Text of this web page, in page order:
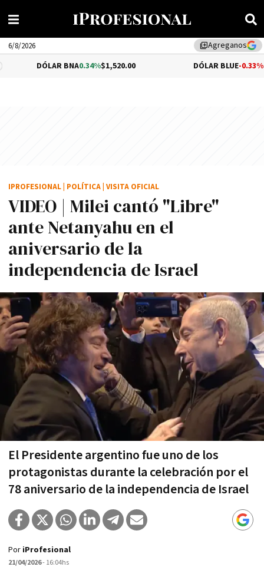
library_addAgreganos
6/8/2026
BNA 0.34%$1,520.00 -0.33%$1,540.00
VIDEO | Milei cantó "Libre"
ante Netanyahu en el
aniversario de la
independencia de Israel
El Presidente argentino fue uno de los
protagonistas durante la celebración por el
78 aniversario de la independencia de Israel
IPROFESIONAL POLÍTICA VISITA OFICIAL
Por iProfesional
21/04/2026- 16:04hs